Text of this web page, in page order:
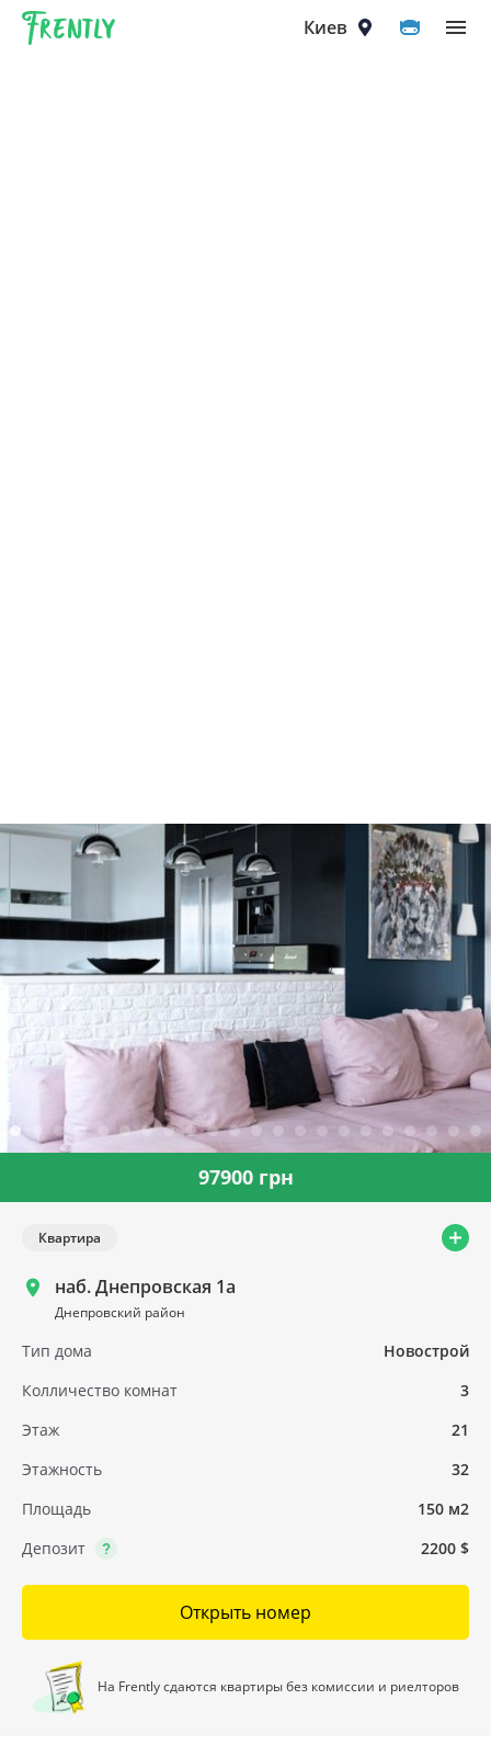
Frently Киев
Выберите город
97900 грн
Квартира
наб. Днепровская 1а
Днепровский район
Тип дома
Новострой
Колличество комнат
3
Этаж
21
Этажность
32
Площадь
150 м2
Депозит
2200 $
Открыть номер
На Frently сдаются квартиры без комиссии и риелторов